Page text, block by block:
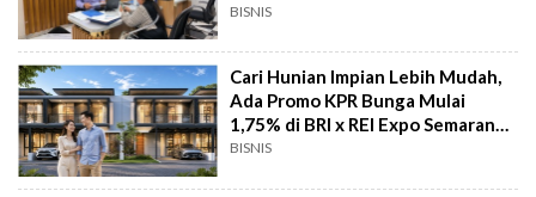
BISNIS
Cari Hunian Impian Lebih Mudah,
Ada Promo KPR Bunga Mulai
1,75% di BRI x REI Expo Semarang
2026
BISNIS